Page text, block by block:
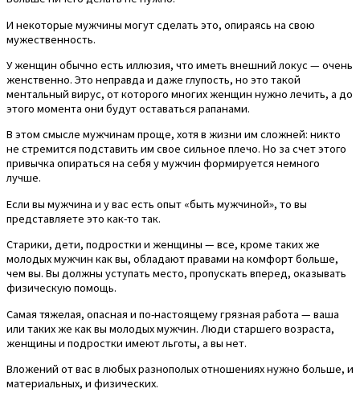
И некоторые мужчины могут сделать это, опираясь на свою
мужественность.
У женщин обычно есть иллюзия, что иметь внешний локус — очень
женственно. Это неправда и даже глупость, но это такой
ментальный вирус, от которого многих женщин нужно лечить, а до
этого момента они будут оставаться рапанами.
В этом смысле мужчинам проще, хотя в жизни им сложней: никто
не стремится подставить им свое сильное плечо. Но за счет этого
привычка опираться на себя у мужчин формируется немного
лучше.
Если вы мужчина и у вас есть опыт «быть мужчиной», то вы
представляете это как-то так.
Старики, дети, подростки и женщины — все, кроме таких же
молодых мужчин как вы, обладают правами на комфорт больше,
чем вы. Вы должны уступать место, пропускать вперед, оказывать
физическую помощь.
Самая тяжелая, опасная и по-настоящему грязная работа — ваша
или таких же как вы молодых мужчин. Люди старшего возраста,
женщины и подростки имеют льготы, а вы нет.
Вложений от вас в любых разнополых отношениях нужно больше, и
материальных, и физических.